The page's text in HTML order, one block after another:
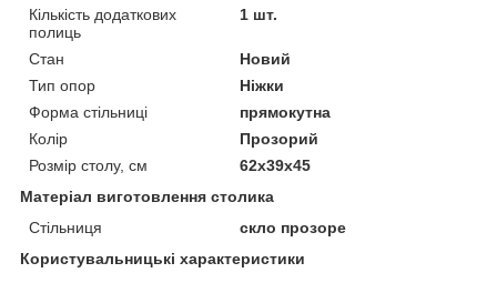
Кількість додаткових
полиць
1 шт.
Стан
Новий
Тип опор
Ніжки
Форма стільниці
прямокутна
Колір
Прозорий
Розмір столу, см
62х39х45
Матеріал виготовлення столика
Стільниця
скло прозоре
Користувальницькі характеристики